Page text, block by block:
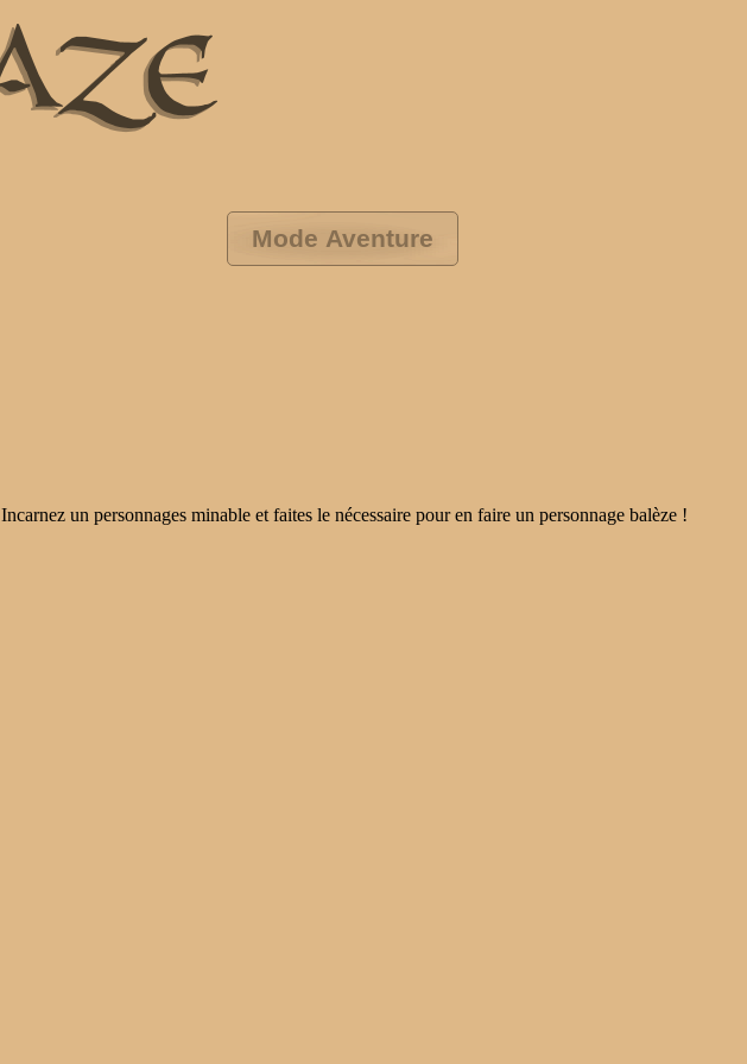
Mode Aventure
Incarnez un personnages minable et faites le nécessaire pour en faire un personnage balèze !